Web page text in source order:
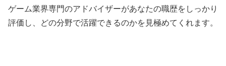
ゲーム業界専門のアドバイザーがあなたの職歴をしっかり
評価し、どの分野で活躍できるのかを見極めてくれます。